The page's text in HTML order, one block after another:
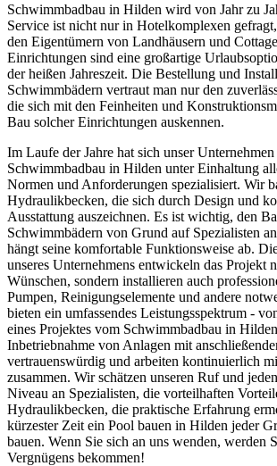
Schwimmbadbau in Hilden wird von Jahr zu
Service ist nicht nur in Hotelkomplexen
den Eigentümern von Landhäusern und
Einrichtungen sind eine großartige
der heißen Jahreszeit. Die Bestellung und
Schwimmbädern vertraut man nur den
die sich mit den Feinheiten und
Bau solcher Einrichtungen auskennen.
Im Laufe der Jahre hat sich unser
Schwimmbadbau in Hilden unter Einhaltung
Normen und Anforderungen spezialisiert. Wir
Hydraulikbecken, die sich durch Design und
Ausstattung auszeichnen. Es ist wichtig, den
Schwimmbädern von Grund auf Spezialisten
hängt seine komfortable Funktionsweise ab.
unseres Unternehmens entwickeln das Projekt
Wünschen, sondern installieren auch
Pumpen, Reinigungselemente und andere
bieten ein umfassendes Leistungsspektrum -
eines Projektes vom Schwimmbadbau in
Inbetriebnahme von Anlagen mit
vertrauenswürdig und arbeiten kontinuierlich
zusammen. Wir schätzen unseren Ruf und
Niveau an Spezialisten, die vorteilhaften
Hydraulikbecken, die praktische Erfahrung
kürzester Zeit ein Pool bauen in Hilden jeder
bauen. Wenn Sie sich an uns wenden, werden
Vergnügens bekommen!